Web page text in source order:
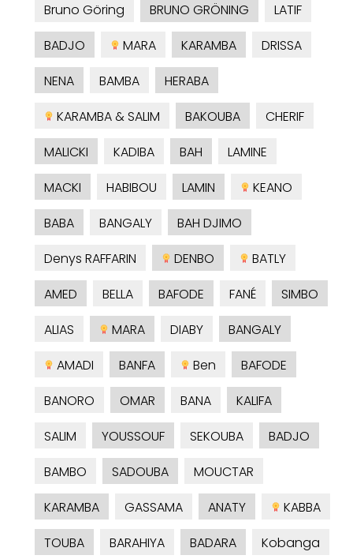
Bruno Göring
BRUNO GRÖNING
LATIF
BADJO
MARA KARAMBA
DRISSA
NENA
BAMBA
HERABA
KARAMBA & SALIM
BAKOUBA
CHERIF
MALICKI
KADIBA BAH
LAMINE
MACKI
HABIBOU LAMIN
KEANO
BABA
BANGALY
BAH DJIMO
Denys RAFFARIN
DENBO
BATLY
AMED
BELLA BAFODE FANÉ
SIMBO
ALIAS
MARA DIABY
BANGALY
AMADI
BANFA Ben
BAFODE
BANORO
OMAR BANA
KALIFA
SALIM
YOUSSOUF SEKOUBA
BADJO
BAMBO
SADOUBA
MOUCTAR
KARAMBA
GASSAMA ANATY
KABBA
TOUBA
BARAHIYA BADARA
Kobanga